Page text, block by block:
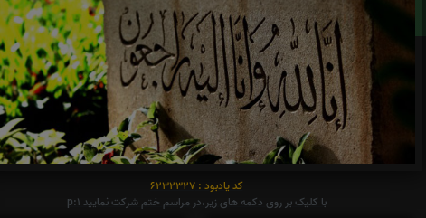
کد یادبود : 6232327
با کلیک بر روی دکمه های زیر،در مراسم ختم شرکت نمایید p:1